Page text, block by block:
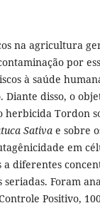
na agricultura
por
à saúde
Diante disso, o
herbicida Tordon
Sativae sobre
em
a diferentes
Foram
Positivo,